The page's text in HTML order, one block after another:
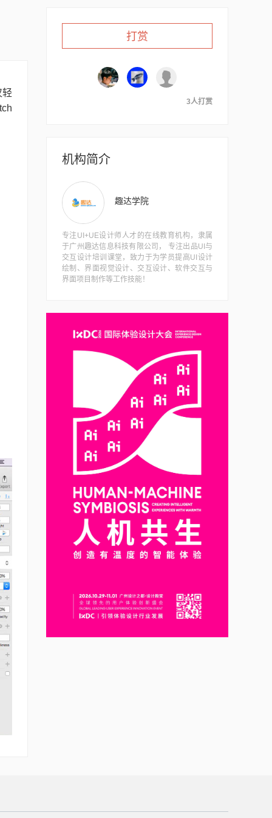
轻
打赏
3人打赏
机构简介
趣达学院
专注UI+UE设计师人才的在线教育机构，隶属
于广州趣达信息科技有限公司， 专注出品UI与
交互设计培训课堂，致力于为学员提高UI设计
绘制、界面视觉设计、交互设计、软件交互与
界面项目制作等工作技能！